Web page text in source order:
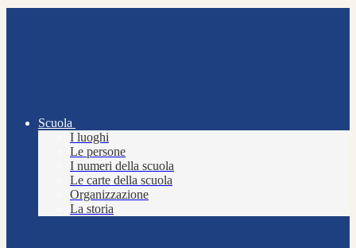
Scuola
I luoghi
Le persone
I numeri della scuola
Le carte della scuola
Organizzazione
La storia